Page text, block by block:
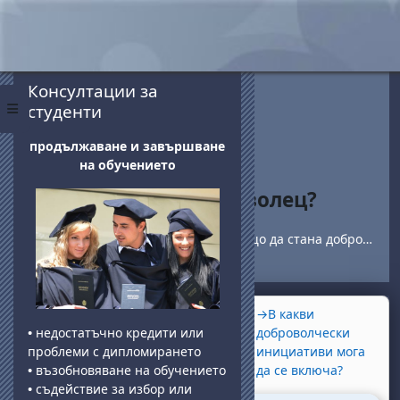
Side panel
Защо да стана доброволец?
Home Courses Доброволчество Защо да стана доброволец?
Section outline
Заедно сме по-силни: уъркшоп,
посветен на многоезичието,
културното разнообразие и
доброволчеството
→В какви
доброволчески
инициативи мога
да се включа?
Blocks
Skip Консултации за студенти
Консултации за
студенти
продължаване и завършване
на обучението
• недостатъчно кредити или
проблеми с дипломирането
• възобновяване на обучението
• съдействие за избор или